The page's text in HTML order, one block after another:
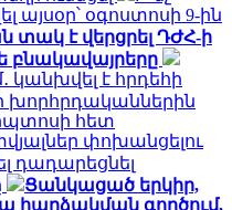
օգոստոսի 9-ին
տակ է վերցրել ԴԺՀ-ի
բնակավայրերը
կանխվել է հրդեհի
խորհրդականներին
հետ
փոխանցելու
դադարեցնել
Ցանկացած երկիր,
հարձակման գործում,